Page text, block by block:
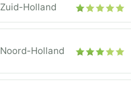
Zuid-Holland
Noord-Holland